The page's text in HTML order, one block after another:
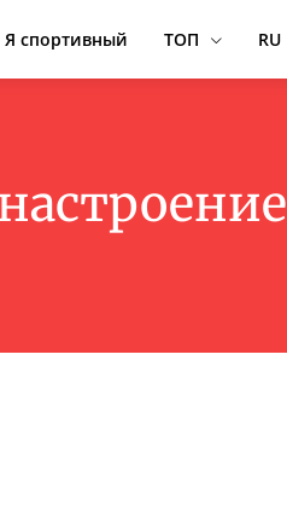
Я спортивный ТОП RU